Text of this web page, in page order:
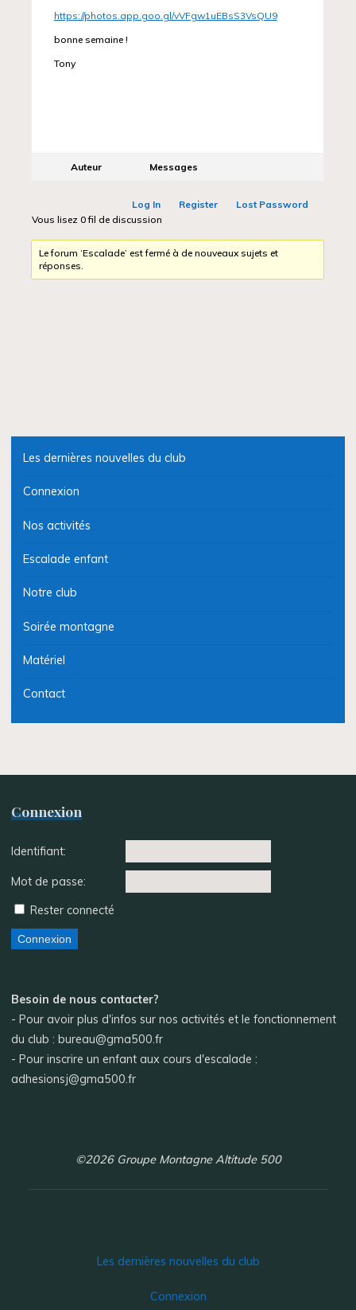
https://photos.app.goo.gl/vVFgw1uEBsS3VsQU9
bonne semaine !
Tony
Auteur Messages
Log In Register
Lost Password
Vous lisez 0 fil de discussion
Le forum ‘Escalade’ est fermé à de nouveaux sujets et
réponses.
Les dernières nouvelles du club
Connexion
Nos activités
Escalade enfant
Notre club
Soirée montagne
Matériel
Contact
Connexion
Identifiant:
Mot de passe:
Rester connecté
Connexion
Besoin de nous contacter?
- Pour avoir plus d'infos sur nos activités et le fonctionnement
du club : bureau@gma500.fr
- Pour inscrire un enfant aux cours d'escalade :
adhesionsj@gma500.fr
©2026 Groupe Montagne Altitude 500
Les dernières nouvelles du club
Connexion